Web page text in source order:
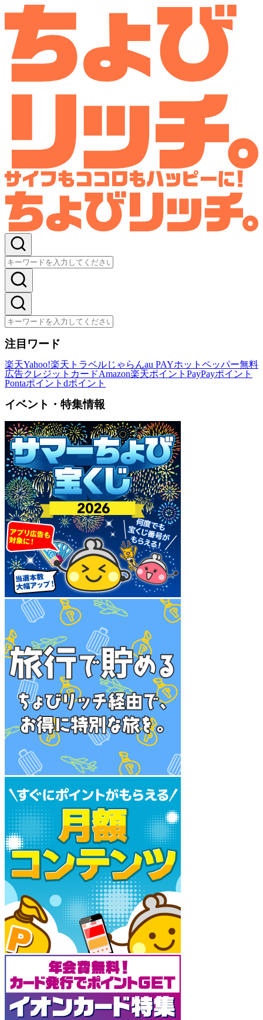
注目ワード
楽天Yahoo!楽天トラベルじゃらんau PAYホットペッパー無料
広告クレジットカードAmazon楽天ポイント PayPayポイント
Pontaポイント dポイント
イベント・特集情報